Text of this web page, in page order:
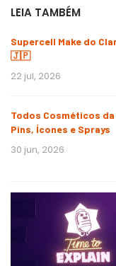
LEIA TAMBÉM
Supercell Make do
🇯🇵
22 jul, 2026
Todos Cosméticos
Pins, Ícones e Sprays
30 jun, 2026